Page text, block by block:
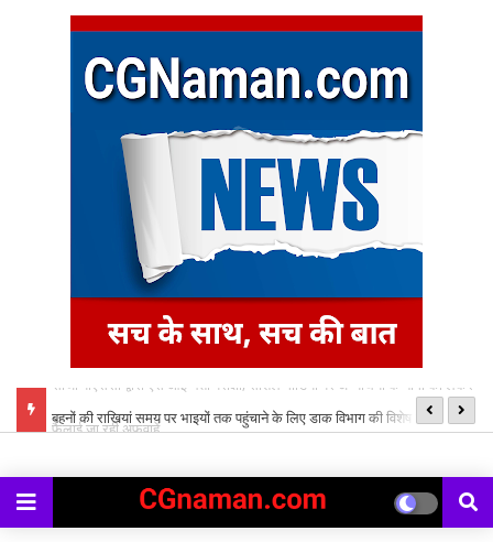
लेकर बहनों की राखियां समय पर भाइयों तक पहुंचाने के लिए डाक विभाग की विशेष व्यवस्था,